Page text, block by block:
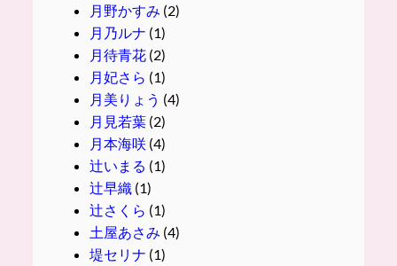
月野かすみ (2)
月乃ルナ (1)
月待青花(2)
月妃さら (1)
月美りょう (4)
月見若葉(2)
月本海咲(4)
辻いまる (1)
辻早織 (1)
辻さくら (1)
土屋あさみ (4)
堤セリナ (1)